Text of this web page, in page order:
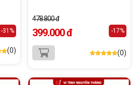
-31%
(0)
478.800 đ
399.000 đ -17%
(0)